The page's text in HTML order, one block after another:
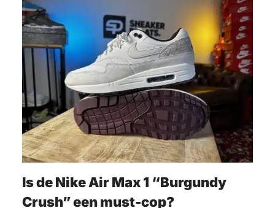
Is de Nike Air Max 1 “Burgundy
Crush” een must-cop?